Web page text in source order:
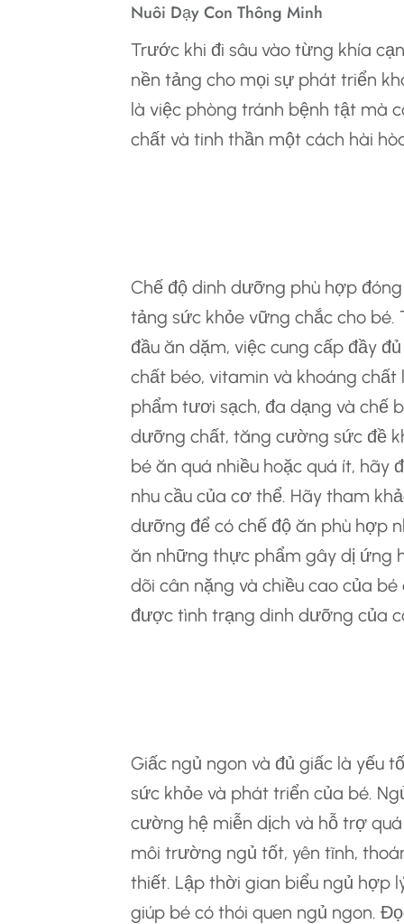
Trước khi đi sâu vào từng khía
nền tảng cho mọi sự phát triển
là việc phòng tránh bệnh tật mà
chất và tinh thần một cách hài
Chế độ dinh dưỡng phù hợp
tảng sức khỏe vững chắc cho
đầu ăn dặm, việc cung cấp đầy
chất béo, vitamin và khoáng
phẩm tươi sạch, đa dạng và chế
dưỡng chất, tăng cường sức đề
bé ăn quá nhiều hoặc quá ít, hãy
nhu cầu của cơ thể. Hãy tham
dưỡng để có chế độ ăn phù hợp
ăn những thực phẩm gây dị ứng
dõi cân nặng và chiều cao của
được tình trạng dinh dưỡng của
Giấc ngủ ngon và đủ giấc là yếu
sức khỏe và phát triển của bé.
cường hệ miễn dịch và hỗ trợ
môi trường ngủ tốt, yên tĩnh,
thiết. Lập thời gian biểu ngủ hợp
giúp bé có thói quen ngủ ngon.